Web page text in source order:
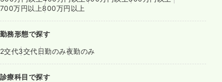
700万円以上800万円以上
勤務形態で探す
2交代3交代日勤のみ夜勤のみ
診療科目で探す